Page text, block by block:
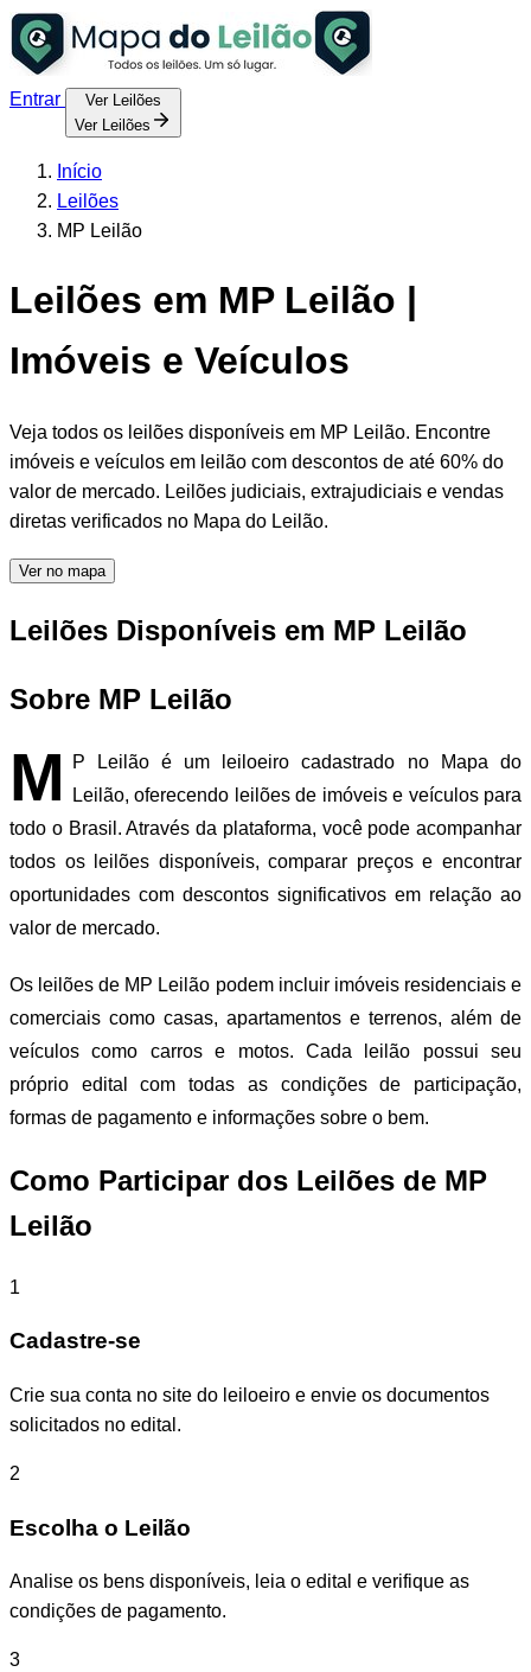
Entrar
Ver Leilões
Ver Leilões
Início
Leilões
MP Leilão
Leilões em MP Leilão |
Imóveis e Veículos
Veja todos os leilões disponíveis em MP Leilão. Encontre
imóveis e veículos em leilão com descontos de até 60% do
valor de mercado. Leilões judiciais, extrajudiciais e vendas
diretas verificados no Mapa do Leilão.
Ver no mapa
Leilões Disponíveis em MP Leilão
Sobre MP Leilão
M
P Leilão é um leiloeiro cadastrado no Mapa do
Leilão, oferecendo leilões de imóveis e veículos para
todo o Brasil. Através da plataforma, você pode acompanhar
todos os leilões disponíveis, comparar preços e encontrar
oportunidades com descontos significativos em relação ao
valor de mercado.
Os leilões de MP Leilão podem incluir imóveis residenciais e
comerciais como casas, apartamentos e terrenos, além de
veículos como carros e motos. Cada leilão possui seu
próprio edital com todas as condições de participação,
formas de pagamento e informações sobre o bem.
Como Participar dos Leilões de MP
Leilão
1
Cadastre-se
Crie sua conta no site do leiloeiro e envie os documentos
solicitados no edital.
2
Escolha o Leilão
Analise os bens disponíveis, leia o edital e verifique as
condições de pagamento.
3